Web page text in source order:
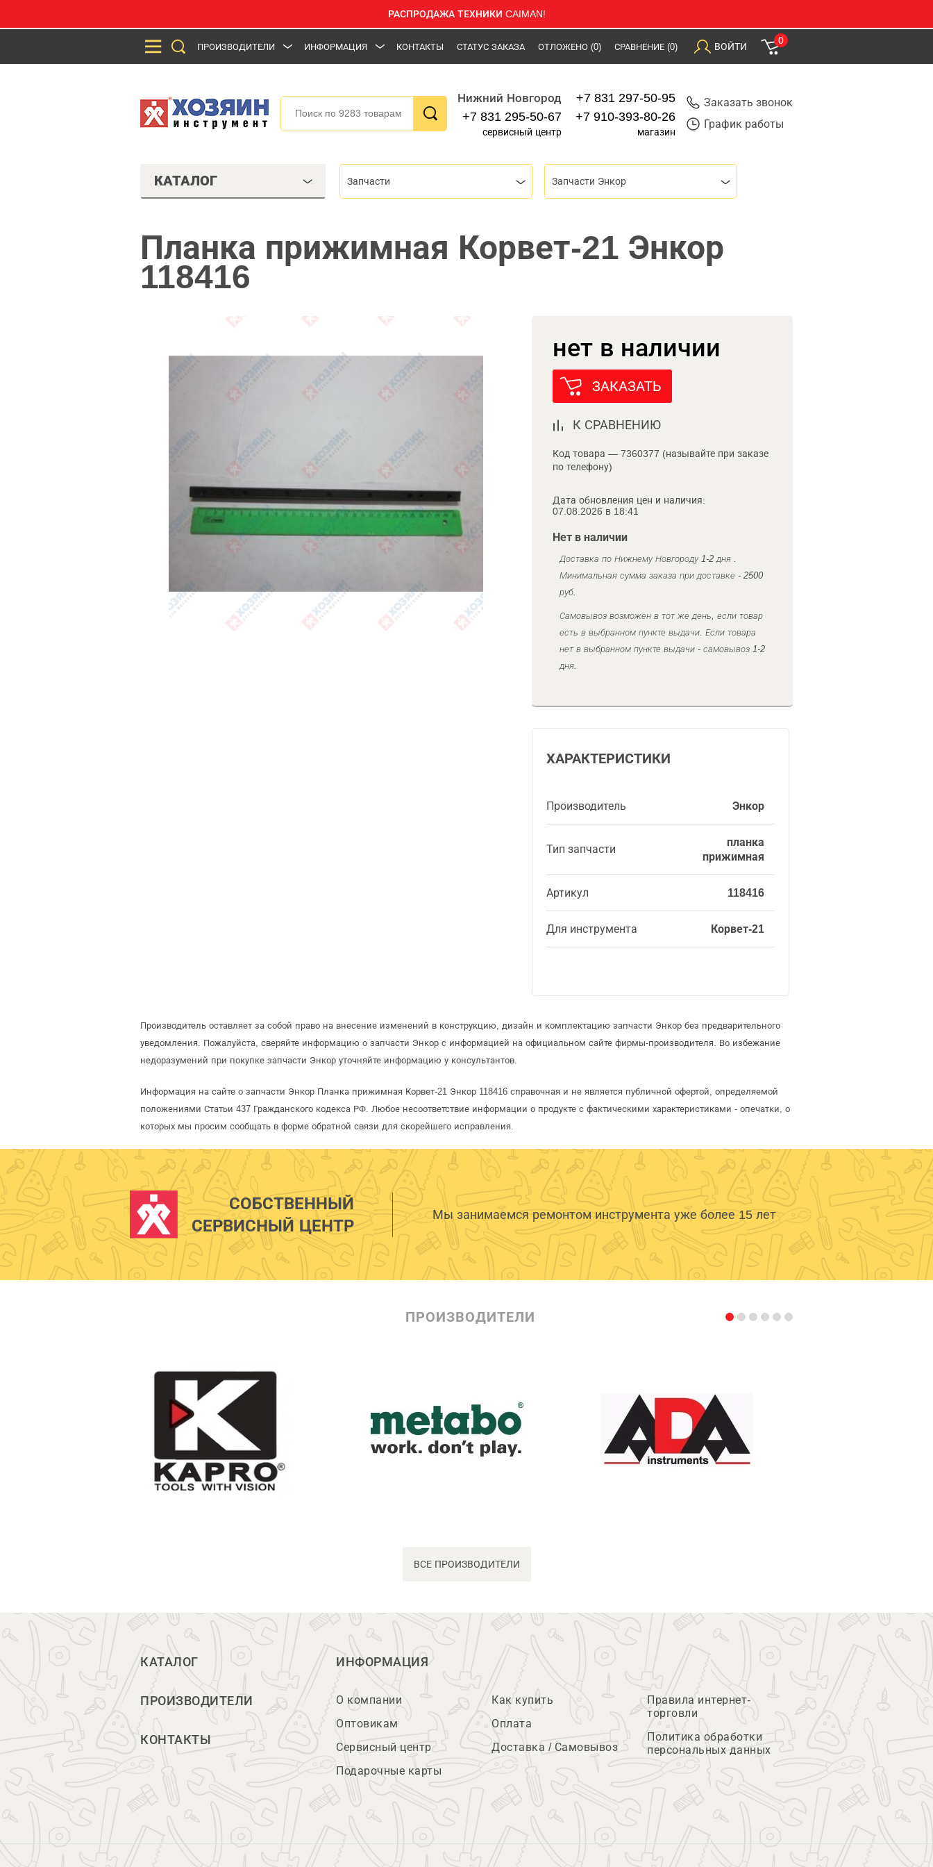
РАСПРОДАЖА ТЕХНИКИ CAIMAN!
ПРОИЗВОДИТЕЛИ ИНФОРМАЦИЯ КОНТАКТЫ СТАТУС ЗАКАЗА ОТЛОЖЕНО (0) СРАВНЕНИЕ (0) ВОЙТИ
0
Нижний Новгород
+7 831 295-50-67
сервисный центр
+7 831 297-50-95
+7 910-393-80-26
магазин
Заказать звонок
График работы
КАТАЛОГ Запчасти Запчасти Энкор
Планка прижимная Корвет-21 Энкор
118416
нет в наличии
ЗАКАЗАТЬ
К СРАВНЕНИЮ
Код товара — 7360377 (называйте при заказе
по телефону)
Дата обновления цен и наличия:
07.08.2026 в 18:41
Нет в наличии
Доставка по Нижнему Новгороду 1-2 дня .
Минимальная сумма заказа при доставке - 2500
руб.
Самовывоз возможен в тот же день, если товар
есть в выбранном пункте выдачи. Если товара
нет в выбранном пункте выдачи - самовывоз 1-2
дня.
ХАРАКТЕРИСТИКИ
Производитель Энкор
Тип запчасти
планка
прижимная
Артикул 118416
Для инструмента Корвет-21
Производитель оставляет за собой право на внесение изменений в конструкцию, дизайн и комплектацию запчасти Энкор без предварительного
уведомления. Пожалуйста, сверяйте информацию о запчасти Энкор с информацией на официальном сайте фирмы-производителя. Во избежание
недоразумений при покупке запчасти Энкор уточняйте информацию у консультантов.
Информация на сайте о запчасти Энкор Планка прижимная Корвет-21 Энкор 118416 справочная и не является публичной офертой, определяемой
положениями Статьи 437 Гражданского кодекса РФ. Любое несоответствие информации о продукте с фактическими характеристиками - опечатки, о
которых мы просим сообщать в форме обратной связи для скорейшего исправления.
СОБСТВЕННЫЙ
СЕРВИСНЫЙ ЦЕНТР
Мы занимаемся ремонтом инструмента уже более 15 лет
ПРОИЗВОДИТЕЛИ
ВСЕ ПРОИЗВОДИТЕЛИ
КАТАЛОГ
ПРОИЗВОДИТЕЛИ
КОНТАКТЫ
ИНФОРМАЦИЯ
О компании
Оптовикам
Сервисный центр
Подарочные карты
Как купить
Оплата
Доставка / Самовывоз
Правила интернет-
торговли
Политика обработки
персональных данных